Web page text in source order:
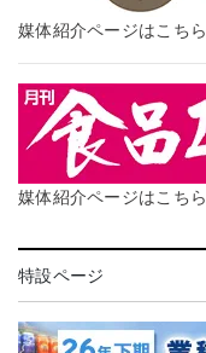
媒体紹介ページはこちら
媒体紹介ページはこちら
特設ページ